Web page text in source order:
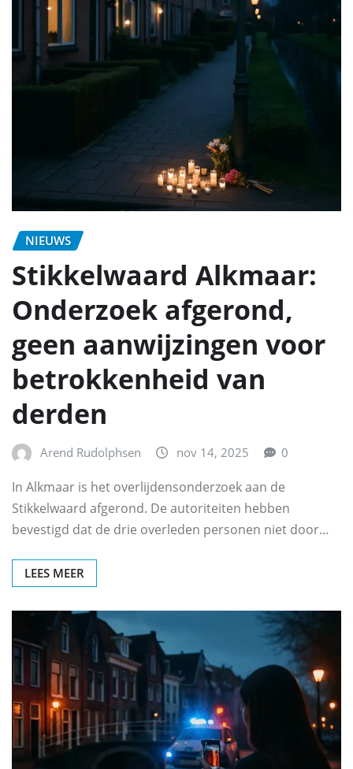
NIEUWS
Stikkelwaard Alkmaar:
Onderzoek afgerond,
geen aanwijzingen voor
betrokkenheid van
derden
Arend Rudolphsen nov 14, 2025 0
In Alkmaar is het overlijdensonderzoek aan de
Stikkelwaard afgerond. De autoriteiten hebben
bevestigd dat de drie overleden personen niet door…
LEES MEER